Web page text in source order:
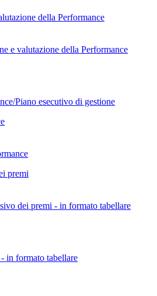
della Performance
e valutazione della Performance
Piano esecutivo di gestione
premi
dei premi - in formato tabellare
in formato tabellare